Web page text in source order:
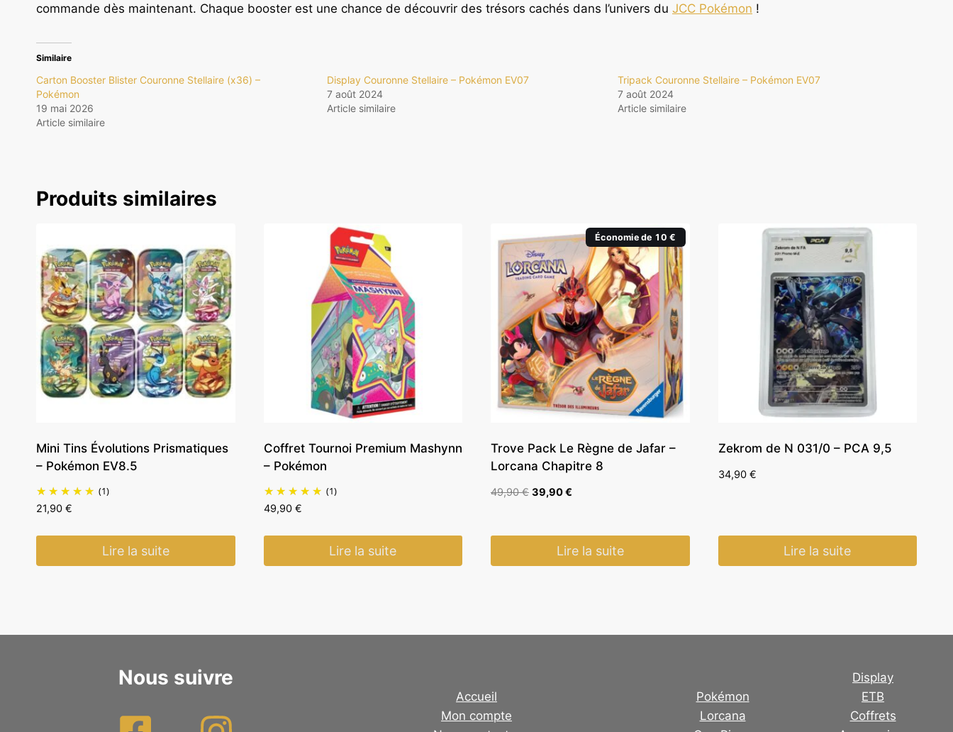
commande dès maintenant. Chaque booster est une chance de découvrir des trésors cachés dans l’univers du JCC Pokémon !
Similaire
Carton Booster Blister Couronne Stellaire (x36) –
Pokémon
19 mai 2026
Article similaire
Display Couronne Stellaire – Pokémon EV07
7 août 2024
Article similaire
Tripack Couronne Stellaire – Pokémon EV07
7 août 2024
Article similaire
Produits similaires
Mini Tins Évolutions Prismatiques
– Pokémon EV8.5
(1)
21,90 €
Lire la suite
Coffret Tournoi Premium Mashynn
– Pokémon
(1)
49,90 €
Lire la suite
Économie de 10 €
Trove Pack Le Règne de Jafar –
Lorcana Chapitre 8
49,90€ Le
49,90 €.
39,90€
39,90 €.
Lire la suite
Zekrom de N 031/0 – PCA 9,5
34,90 €
Lire la suite
Nous suivre
Accueil
Mon compte
Pokémon
Lorcana
Display
ETB
Coffrets